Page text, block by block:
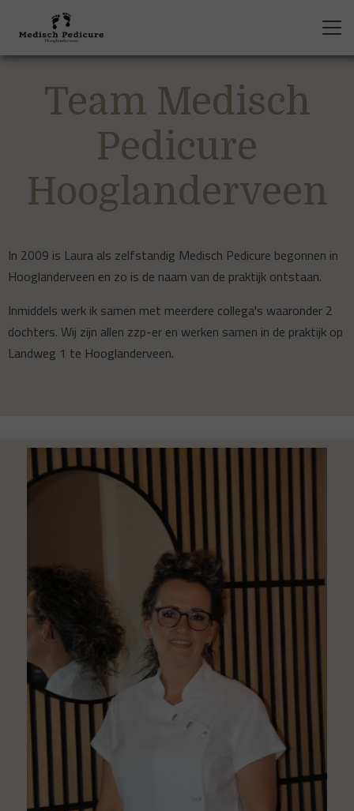
Team Medisch
Pedicure
Hooglanderveen
In 2009 is Laura als zelfstandig Medisch Pedicure begonnen in
Hooglanderveen en zo is de naam van de praktijk ontstaan.
Inmiddels werk ik samen met meerdere collega's waaronder 2
dochters. Wij zijn allen zzp-er en werken samen in de praktijk op
Landweg 1 te Hooglanderveen.